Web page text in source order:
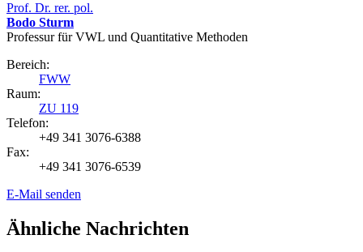
Prof. Dr. rer. pol.
Bodo Sturm
Professur für VWL und Quantitative Methoden
Bereich:
FWW
Raum:
ZU 119
Telefon:
+49 341 3076-6388
Fax:
+49 341 3076-6539
E-Mail senden
Ähnliche Nachrichten